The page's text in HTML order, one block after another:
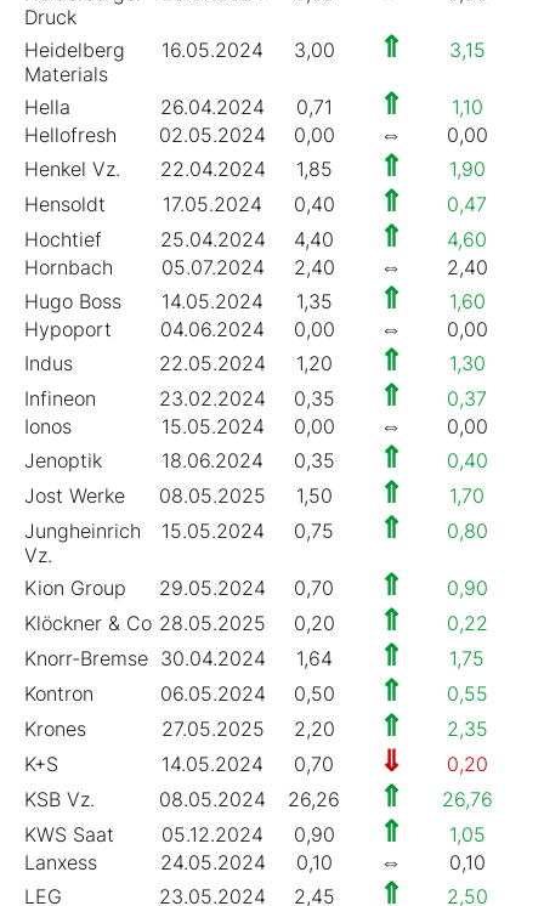
Druck
Heidelberg
Materials
16.05.2024 3,00 ⇑ 3,15
Hella 26.04.2024 0,71 ⇑ 1,10
Hellofresh
02.05.2024 0,00 ⇔ 0,00
Henkel Vz.
22.04.2024 1,85 ⇑ 1,90
Hensoldt
17.05.2024 0,40 ⇑ 0,47
Hochtief
25.04.2024 4,40 ⇑ 4,60
Hornbach
05.07.2024 2,40 ⇔ 2,40
Hugo Boss
14.05.2024 1,35 ⇑ 1,60
Hypoport
04.06.2024 0,00 ⇔ 0,00
Indus
22.05.2024 1,20 ⇑ 1,30
Infineon
23.02.2024 0,35 ⇑ 0,37
Ionos
15.05.2024 0,00 ⇔ 0,00
Jenoptik
18.06.2024 0,35 ⇑ 0,40
Jost Werke
08.05.2025 1,50 ⇑ 1,70
Jungheinrich
Vz.
15.05.2024 0,75 ⇑ 0,80
Kion Group 29.05.2024 0,70 ⇑ 0,90
Klöckner & Co 28.05.2025 0,20 ⇑ 0,22
Knorr-Bremse 30.04.2024 1,64 ⇑ 1,75
Kontron
06.05.2024 0,50 ⇑ 0,55
Krones
27.05.2025 2,20 ⇑ 2,35
K+S
14.05.2024 0,70 ⇓ 0,20
KSB Vz.
08.05.2024 26,26 ⇑ 26,76
KWS Saat
05.12.2024 0,90 ⇑ 1,05
Lanxess
24.05.2024 0,10 ⇔ 0,10
LEG
23.05.2024 2,45 ⇑ 2,50